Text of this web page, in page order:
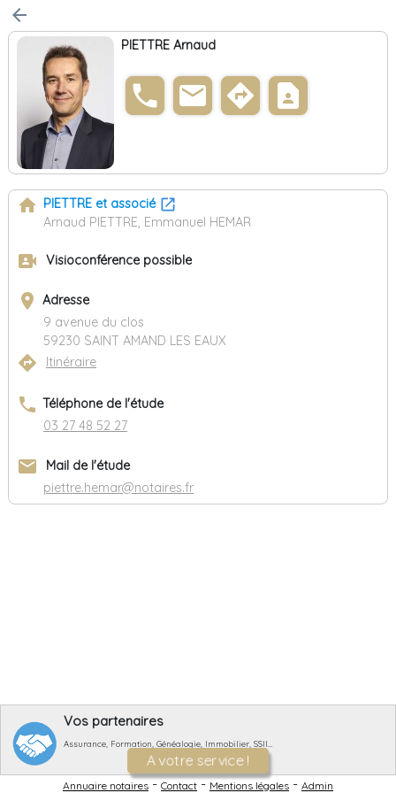
arrow_back
PIETTRE Arnaud
phone email directions contact_page
home PIETTRE et associé
Arnaud PIETTRE, Emmanuel HEMAR
video_camera_front Visioconférence possible
place Adresse
9 avenue du clos
59230 SAINT AMAND LES EAUX
directions Itinéraire
phone Téléphone de l'étude
03 27 48 52 27
email
Mail de l'étude
piettre.hemar@notaires.fr
Vos partenaires
Assurance, Formation, Généalogie, Immobilier, SSII…
A votre service !
Annuaire notaires-Contact-Mentions légales - Admin